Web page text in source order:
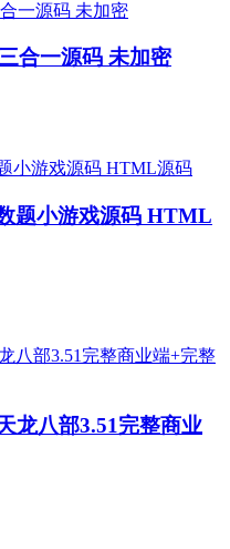
合一源码 未加密
题小游戏源码 HTML
龙八部3.51完整商业